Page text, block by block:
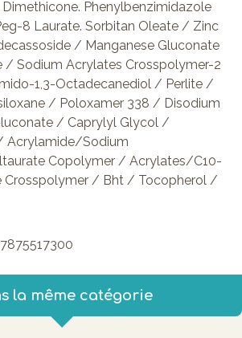
Phenylbenzimidazole
8 Laurate. Sorbitan Oleate / Zinc
/ Manganese Gluconate
/ Sodium Acrylates Crosspolymer-2
1,3-Octadecanediol / Perlite /
/ Poloxamer 338 / Disodium
/ Caprylyl Glycol /
Acrylamide/Sodium
Copolymer / Acrylates/C10-
Crosspolymer / Bht / Tocopherol /
la même catégorie